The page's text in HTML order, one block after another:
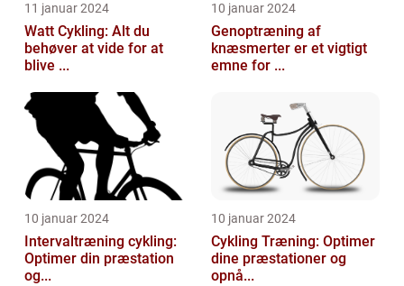
11 januar 2024
Watt Cykling: Alt du
behøver at vide for at
blive ...
10 januar 2024
Genoptræning af
knæsmerter er et vigtigt
emne for ...
10 januar 2024
Intervaltræning cykling:
Optimer din præstation
og...
10 januar 2024
Cykling Træning: Optimer
dine præstationer og
opnå...